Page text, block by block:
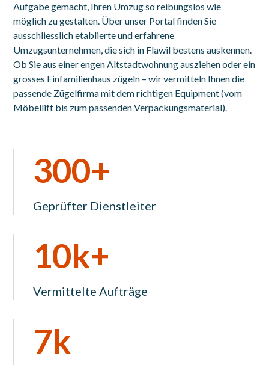
Aufgabe gemacht, Ihren Umzug so reibungslos wie
möglich zu gestalten. Über unser Portal finden Sie
ausschliesslich etablierte und erfahrene
Umzugsunternehmen, die sich in Flawil bestens auskennen.
Ob Sie aus einer engen Altstadtwohnung ausziehen oder ein
grosses Einfamilienhaus zügeln – wir vermitteln Ihnen die
passende Zügelfirma mit dem richtigen Equipment (vom
Möbellift bis zum passenden Verpackungsmaterial).
300+
Geprüfter Dienstleiter
10k+
Vermittelte Aufträge
7k